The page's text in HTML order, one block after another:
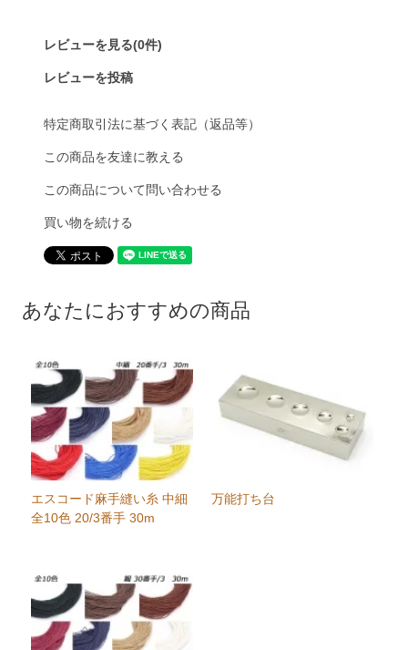
レビューを見る(0件)
レビューを投稿
特定商取引法に基づく表記（返品等）
この商品を友達に教える
この商品について問い合わせる
買い物を続ける
あなたにおすすめの商品
エスコード麻手縫い糸 中細
全10色 20/3番手 30m
万能打ち台